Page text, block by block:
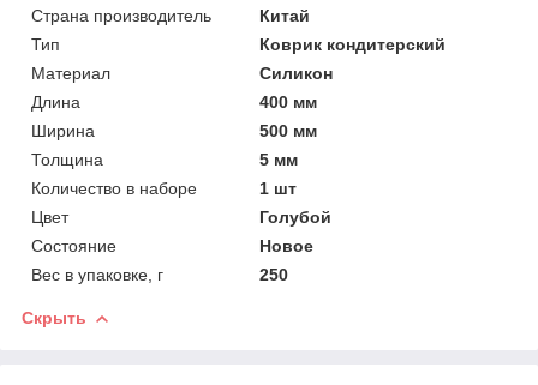
Страна производитель
Китай
Тип
Коврик кондитерский
Материал
Силикон
Длина
400 мм
Ширина
500 мм
Толщина
5 мм
Количество в наборе
1 шт
Цвет
Голубой
Состояние
Новое
Вес в упаковке, г
250
Скрыть